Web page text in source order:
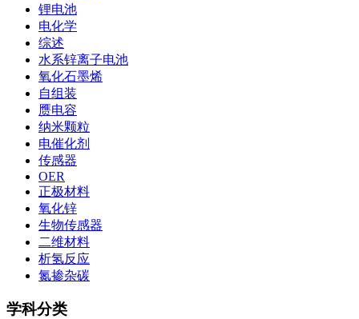
锂电池
电化学
综述
水系锌离子电池
氧化石墨烯
自组装
赝电容
纳米颗粒
电催化剂
传感器
OER
正极材料
氧化锌
生物传感器
二维材料
析氢反应
氮掺杂碳
学科分类